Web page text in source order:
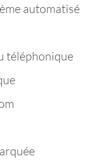
automatisé
téléphonique